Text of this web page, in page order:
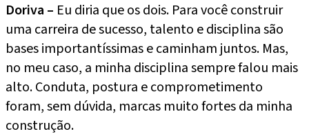
Doriva – Eu diria que os dois. Para você construir
uma carreira de sucesso, talento e disciplina são
bases importantíssimas e caminham juntos. Mas,
no meu caso, a minha disciplina sempre falou mais
alto. Conduta, postura e comprometimento
foram, sem dúvida, marcas muito fortes da minha
construção.